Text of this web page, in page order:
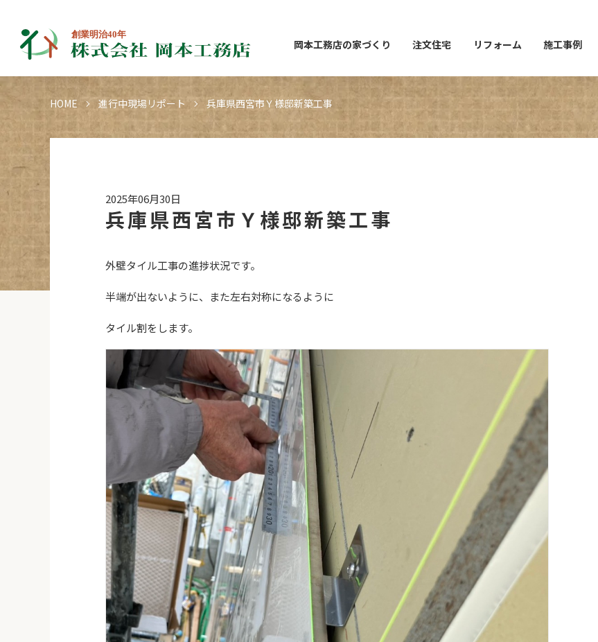
岡本工務店の家づくり 注文住宅 リフォーム 施工事例
HOME 進行中現場リポート 兵庫県西宮市Ｙ様邸新築工事
2025年06月30日
兵庫県西宮市Ｙ様邸新築工事
外壁タイル工事の進捗状況です。
半端が出ないように、また左右対称になるように
タイル割をします。